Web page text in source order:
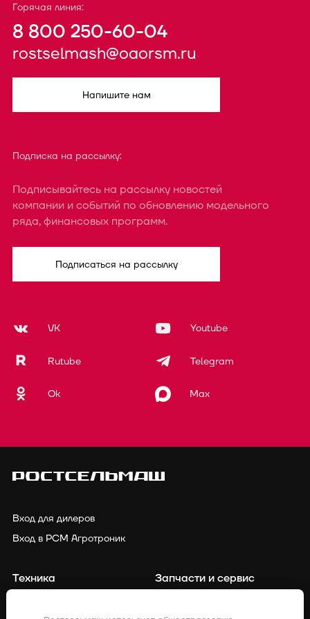
Горячая линия:
8 800 250-60-04
rostselmash@oaorsm.ru
Напишите нам
Подписка на рассылку:
Подписывайтесь на рассылку новостей
компании и событий по обновлению модельного
ряда, финансовых программ.
Подписаться на рассылку
VK Youtube
Rutube Telegram
Ok Max
Вход для дилеров
Вход в РСМ Агротроник
Техника
Запчасти и сервис